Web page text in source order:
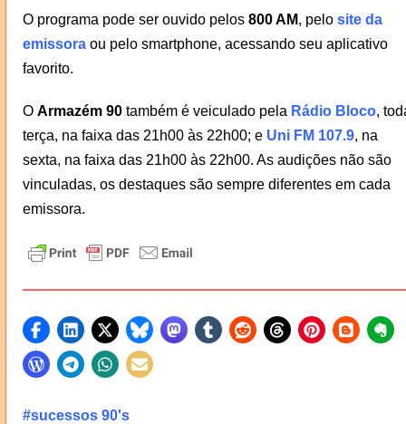
O programa pode ser ouvido pelos 800 AM, pelo site da
emissoraou pelo smartphone, acessando seu aplicativo
favorito.
O Armazém 90também é veiculado pela Rádio Bloco,
terça, na faixa das 21h00 às 22h00; e Uni FM 107.9, na
sexta, na faixa das 21h00 às 22h00. As audições não são
vinculadas, os destaques são sempre diferentes em cada
emissora.
#sucessos 90's